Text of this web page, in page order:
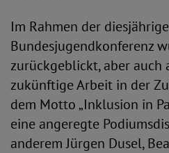
Im Rahmen der
Bundesjugendkonferenz
zurückgeblickt, aber
zukünftige Arbeit in der
dem Motto „Inklusion in
eine angeregte
anderem Jürgen Dusel,